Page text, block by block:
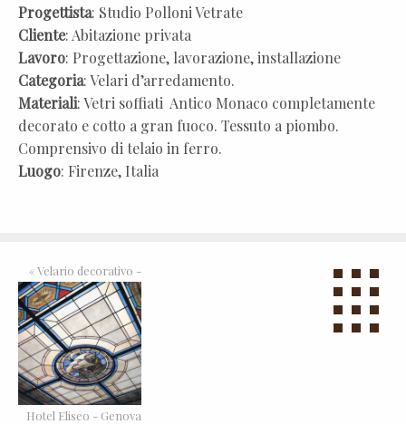
Progettista: Studio Polloni Vetrate
Cliente: Abitazione privata
Lavoro: Progettazione, lavorazione, installazione
Categoria: Velari d’arredamento.
Materiali: Vetri soffiati Antico Monaco completamente
decorato e cotto a gran fuoco. Tessuto a piombo.
Comprensivo di telaio in ferro.
Luogo: Firenze, Italia
«Velario decorativo -
Hotel Eliseo - Genova